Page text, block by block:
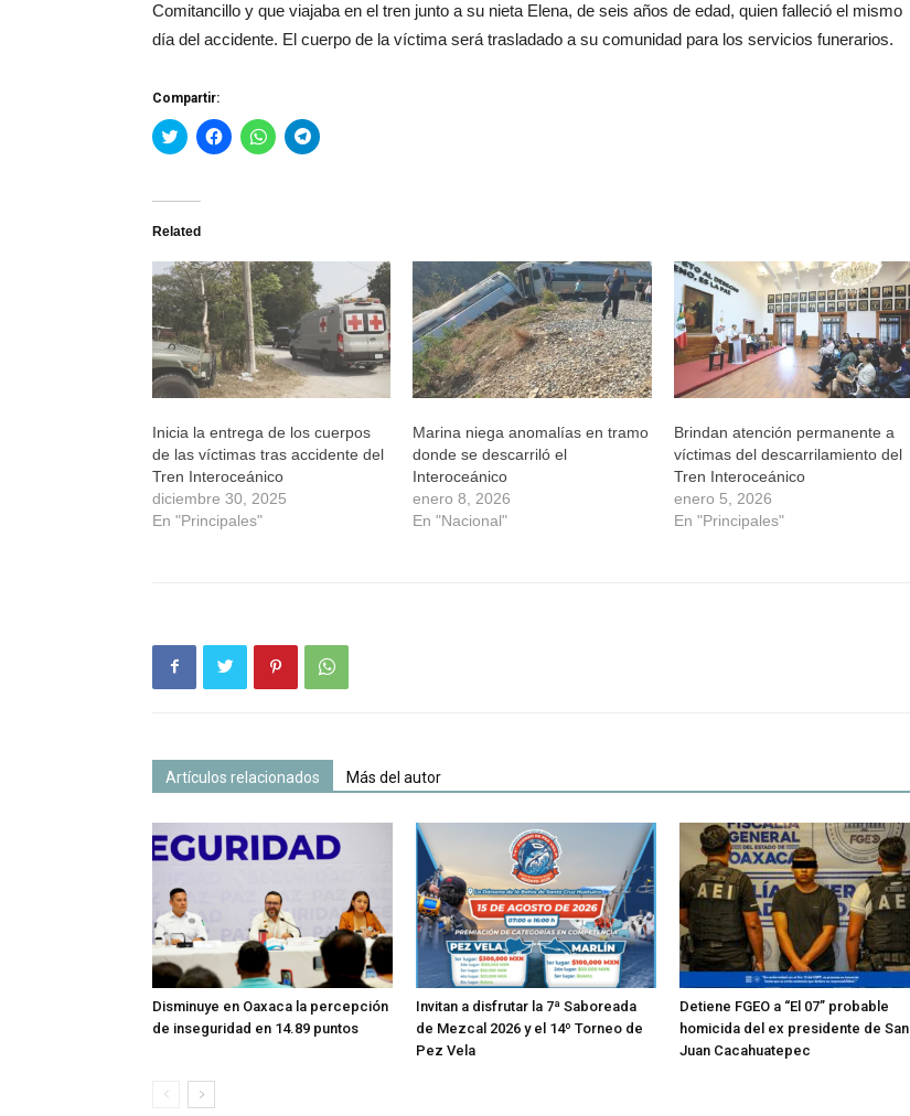
Comitancillo y que viajaba en el tren junto a su nieta Elena, de seis años de edad, quien falleció el mismo
día del accidente. El cuerpo de la víctima será trasladado a su comunidad para los servicios funerarios.
Compartir:
Haz
clic
Twitter
abre
una
ventana
nueva)
Haz
clic
una
ventana
nueva)
Haz
clic
una
ventana
nueva)
Haz
clic
una
ventana
nueva)
Related
Inicia la entrega de los cuerpos
de las víctimas tras accidente del
Tren Interoceánico
diciembre 30, 2025
En "Principales"
Marina niega anomalías en tramo
donde se descarriló el
Interoceánico
enero 8, 2026
En "Nacional"
Brindan atención permanente a
víctimas del descarrilamiento del
Tren Interoceánico
enero 5, 2026
En "Principales"
Artículos relacionados Más del autor
Disminuye en Oaxaca la percepción
de inseguridad en 14.89 puntos
Invitan a disfrutar la 7ª Saboreada
de Mezcal 2026 y el 14º Torneo de
Pez Vela
Detiene FGEO a “El 07” probable
homicida del ex presidente de San
Juan Cacahuatepec